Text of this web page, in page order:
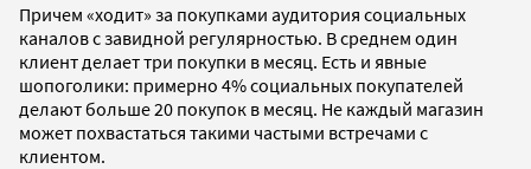
Причем «ходит» за покупками аудитория социальных
каналов с завидной регулярностью. В среднем один
клиент делает три покупки в месяц. Есть и явные
шопоголики: примерно 4% социальных покупателей
делают больше 20 покупок в месяц. Не каждый магазин
может похвастаться такими частыми встречами с
клиентом.